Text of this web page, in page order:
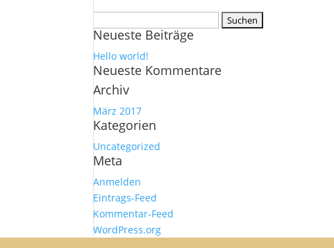
nach:
Neueste Beiträge
Hello world!
Neueste Kommentare
Archiv
März 2017
Kategorien
Uncategorized
Meta
Anmelden
Eintrags-Feed
Kommentar-Feed
WordPress.org